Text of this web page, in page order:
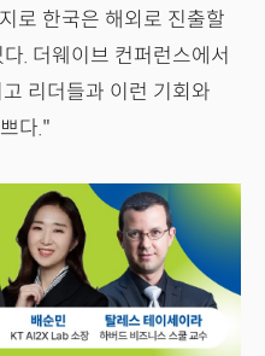
로 한국은 해외로 진출할
. 더웨이브 컨퍼런스에서
리더들과 이런 기회와
다."